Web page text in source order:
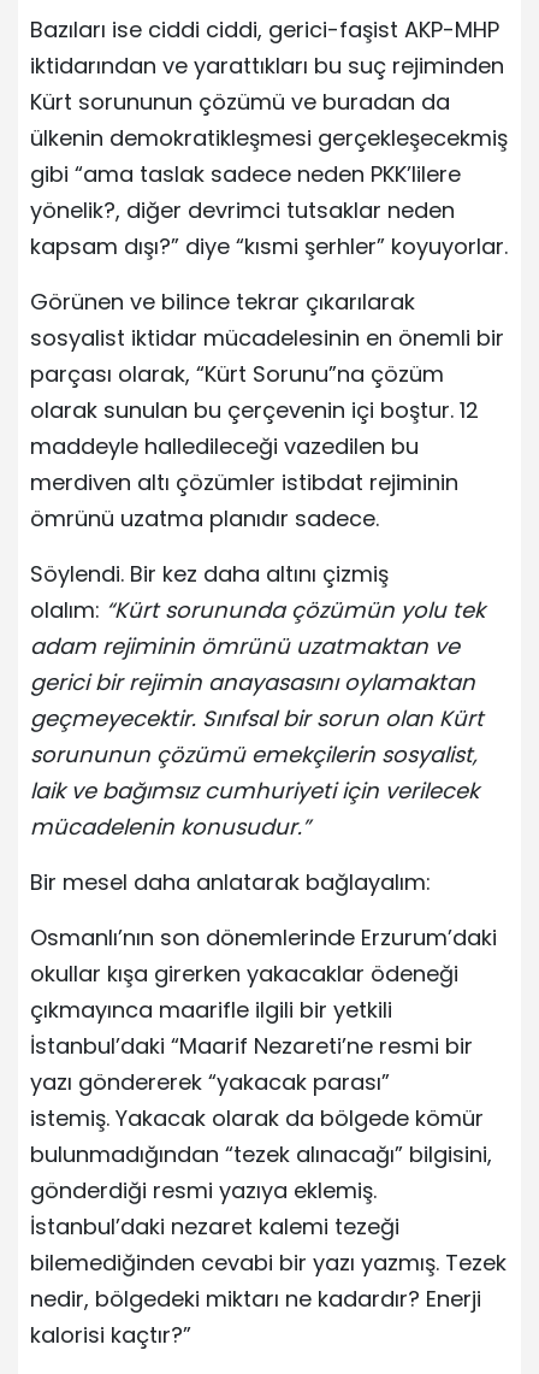
Bazıları ise ciddi ciddi, gerici-faşist AKP-MHP
iktidarından ve yarattıkları bu suç rejiminden
Kürt sorununun çözümü ve buradan da
ülkenin demokratikleşmesi gerçekleşecekmiş
gibi “ama taslak sadece neden PKK’lilere
yönelik?, diğer devrimci tutsaklar neden
kapsam dışı?” diye “kısmi şerhler” koyuyorlar.
Görünen ve bilince tekrar çıkarılarak
sosyalist iktidar mücadelesinin en önemli bir
parçası olarak, “Kürt Sorunu”na çözüm
olarak sunulan bu çerçevenin içi boştur. 12
maddeyle halledileceği vazedilen bu
merdiven altı çözümler istibdat rejiminin
ömrünü uzatma planıdır sadece.
Söylendi. Bir kez daha altını çizmiş
olalım: “Kürt sorununda çözümün yolu tek
adam rejiminin ömrünü uzatmaktan ve
gerici bir rejimin anayasasını oylamaktan
geçmeyecektir. Sınıfsal bir sorun olan Kürt
sorununun çözümü emekçilerin sosyalist,
laik ve bağımsız cumhuriyeti için verilecek
mücadelenin konusudur.”
Bir mesel daha anlatarak bağlayalım:
Osmanlı’nın son dönemlerinde Erzurum’daki
okullar kışa girerken yakacaklar ödeneği
çıkmayınca maarifle ilgili bir yetkili
İstanbul’daki “Maarif Nezareti’ne resmi bir
yazı göndererek “yakacak parası”
istemiş. Yakacak olarak da bölgede kömür
bulunmadığından “tezek alınacağı” bilgisini,
gönderdiği resmi yazıya eklemiş.
İstanbul’daki nezaret kalemi tezeği
bilemediğinden cevabi bir yazı yazmış. Tezek
nedir, bölgedeki miktarı ne kadardır? Enerji
kalorisi kaçtır?”